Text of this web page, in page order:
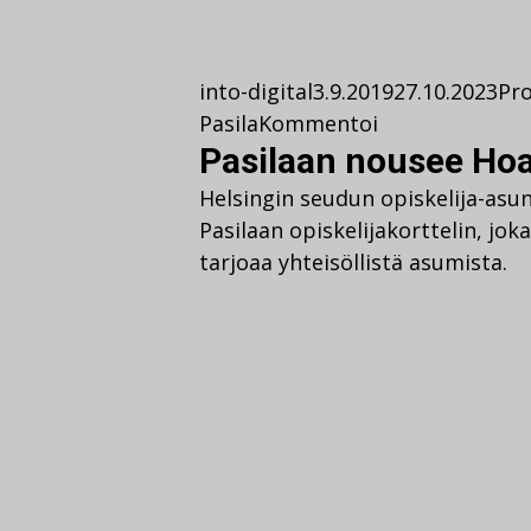
into-digital3.9.201927.10.2023
PasilaKommentoi
Pasilaan nousee
Helsingin seudun opiskelija-
Pasilaan opiskelijakorttelin,
tarjoaa yhteisöllistä asumista.